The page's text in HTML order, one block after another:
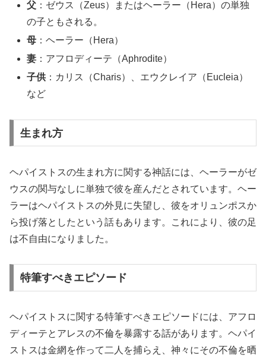
父 ：ゼウス（Zeus）またはヘーラー（Hera）の単独
の子ともされる。
母 ：ヘーラー（Hera）
妻 ：アフロディーテ（Aphrodite）
子供 ：カリス（Charis）、エウクレイア（Eucleia）
など
生まれ方
ヘパイストスの生まれ方に関する神話には、ヘーラーがゼ
ウスの関与なしに単独で彼を産んだとされています。ヘー
ラーはヘパイストスの外見に失望し、彼をオリュンポスか
ら投げ落としたという話もあります。これにより、彼の足
は不自由になりました。
特筆すべきエピソード
ヘパイストスに関する特筆すべきエピソードには、アフロ
ディーテとアレスの不倫を暴露する話があります。ヘパイ
ストスは金網を作って二人を捕らえ、神々にその不倫を晒